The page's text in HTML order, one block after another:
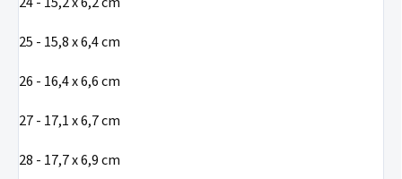
25 - 15,8 x 6,4 cm
26 - 16,4 x 6,6 cm
27 - 17,1 x 6,7 cm
28 - 17,7 x 6,9 cm